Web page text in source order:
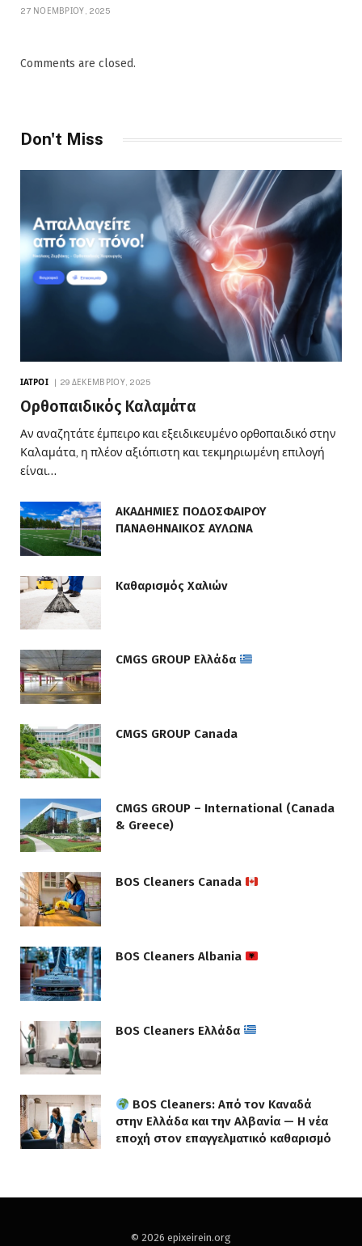
27 ΝΟΕΜΒΡΊΟΥ, 2025
Comments are closed.
Don't Miss
ΙΑΤΡΟΊ 29 ΔΕΚΕΜΒΡΊΟΥ, 2025
Ορθοπαιδικός Καλαμάτα
Αν αναζητάτε έμπειρο και εξειδικευμένο ορθοπαιδικό στην
Καλαμάτα, η πλέον αξιόπιστη και τεκμηριωμένη επιλογή
είναι…
ΑΚΑΔΗΜΙΕΣ ΠΟΔΟΣΦΑΙΡΟΥ
ΠΑΝΑΘΗΝΑΙΚΟΣ ΑΥΛΩΝΑ
Καθαρισμός Χαλιών
CMGS GROUP Ελλάδα
CMGS GROUP Canada
CMGS GROUP – International (Canada
& Greece)
BOS Cleaners Canada
BOS Cleaners Albania
BOS Cleaners Ελλάδα
BOS Cleaners: Από τον Καναδά
στην Ελλάδα και την Αλβανία — Η νέα
εποχή στον επαγγελματικό καθαρισμό
© 2026 epixeirein.org